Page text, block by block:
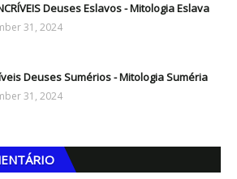
Deuses Eslavos - Mitologia Eslava
31, 2024
Deuses Sumérios - Mitologia Suméria
31, 2024